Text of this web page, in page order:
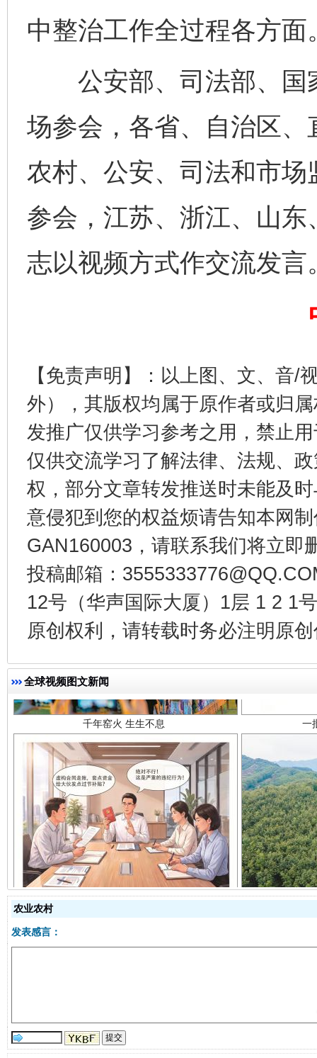
中整治工作全过程各方面
公安部、司法部、国
场参会，各省、自治区
农村、公安、司法和市
参会，江苏、浙江、山
志以视频方式作交流发言
【免责声明】：以上图、文、音/
外），其版权均属于原作者或归
发推广仅供学习参考之用，禁止
仅供交流学习了解法律、法规、
权，部分文章转发推送时未能及
意侵犯到您的权益烦请告知本网
GAN160003，请联系我们将立即
投稿邮箱：
12号（华声国际大厦）1层 1 2 1
原创权利，请转载时务必注明原
全球视频图文新闻
完善运行机制助力责任有效落实 一纸欠
东山县通报“牛蛙产品抗生素超标问题” 法
千年窑火 生生不息 一
揭开“小金库”的免责幌子
农业农村
发表感言：